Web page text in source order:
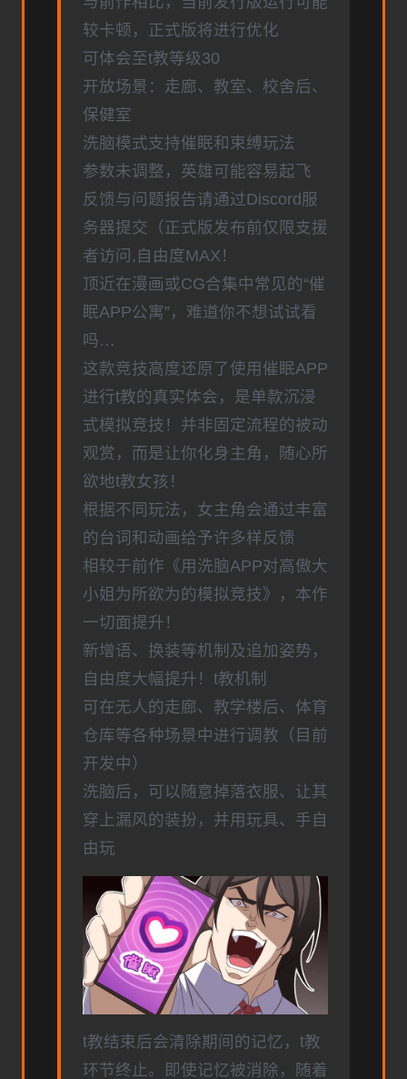
较卡顿，正式版将进行优化
可体会至t教等级30
开放场景：走廊、教室、校舍后、
保健室
洗脑模式支持催眠和束缚玩法
参数未调整，英雄可能容易起飞
反馈与问题报告请通过Discord服
务器提交（正式版发布前仅限支援
者访问,自由度MAX！
顶近在漫画或CG合集中常见的“催
眠APP公寓”，难道你不想试试看
吗…
这款竞技高度还原了使用催眠APP
进行t教的真实体会，是单款沉浸
式模拟竞技！并非固定流程的被动
观赏，而是让你化身主角，随心所
欲地t教女孩！
根据不同玩法，女主角会通过丰富
的台词和动画给予许多样反馈
相较于前作《用洗脑APP对高傲大
小姐为所欲为的模拟竞技》，本作
一切面提升！
新增语、换装等机制及追加姿势，
自由度大幅提升！t教机制
可在无人的走廊、教学楼后、体育
仓库等各种场景中进行调教（目前
开发中）
洗脑后，可以随意掉落衣服、让其
穿上漏风的装扮，并用玩具、手自
由玩
t教结束后会清除期间的记忆，t教
环节终止。即使记忆被消除，随着